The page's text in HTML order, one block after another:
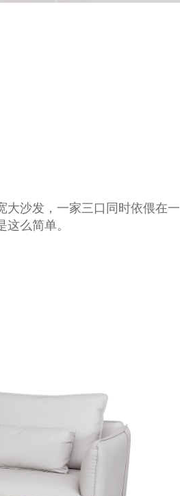
大沙发，一家三口同时依偎在一
么简单。